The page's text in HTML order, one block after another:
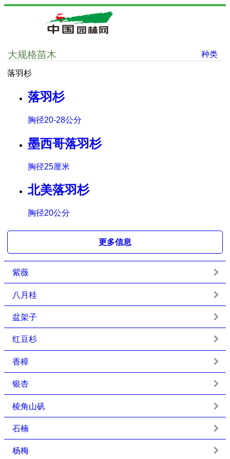
大规格苗木 种类
落羽杉
落羽杉
胸径20-28公分
墨西哥落羽杉
胸径25厘米
北美落羽杉
胸径20公分
更多信息
紫薇
八月桂
盆架子
红豆杉
香樟
银杏
棱角山矾
石楠
杨梅